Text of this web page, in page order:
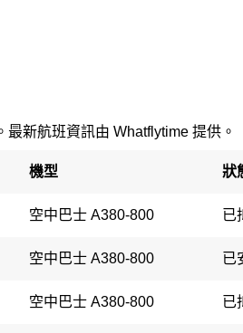
新航班資訊由 Whatflytime 提供。
機型 狀
空中巴士 A380-800 已
空中巴士 A380-800 已
空中巴士 A380-800 已